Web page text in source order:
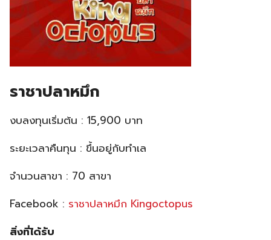
ราชาปลาหมึก
งบลงทุนเริ่มต้น : 15,900 บาท
ระยะเวลาคืนทุน : ขึ้นอยู่กับทำเล
จำนวนสาขา : 70 สาขา
Facebook : ราชาปลาหมึก Kingoctopus
สิ่งที่ได้รับ